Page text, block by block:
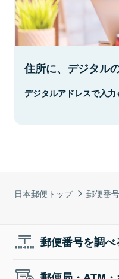
日本郵便トップ 郵便番
住所に、デジタル
デジタルアドレスで入力
郵便番号を調べ